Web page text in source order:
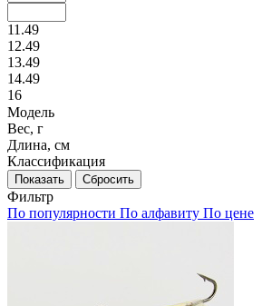
11.49
12.49
13.49
14.49
16
Модель
Вес, г
Длина, см
Классификация
Фильтр
По популярности По алфавиту По цене